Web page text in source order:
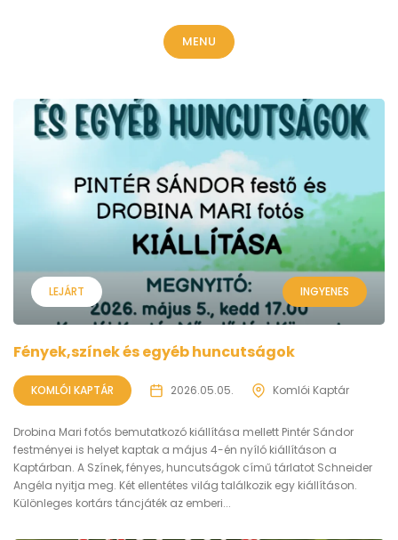
MENU
LEJÁRT INGYENES
Fények,színek és egyéb huncutságok
KOMLÓI KAPTÁR 2026.05.05. Komlói Kaptár
Drobina Mari fotós bemutatkozó kiállítása mellett Pintér Sándor
festményei is helyet kaptak a május 4-én nyíló kiállításon a
Kaptárban. A Színek, fényes, huncutságok című tárlatot Schneider
Angéla nyitja meg. Két ellentétes világ találkozik egy kiállításon.
Különleges kortárs táncjáték az emberi...